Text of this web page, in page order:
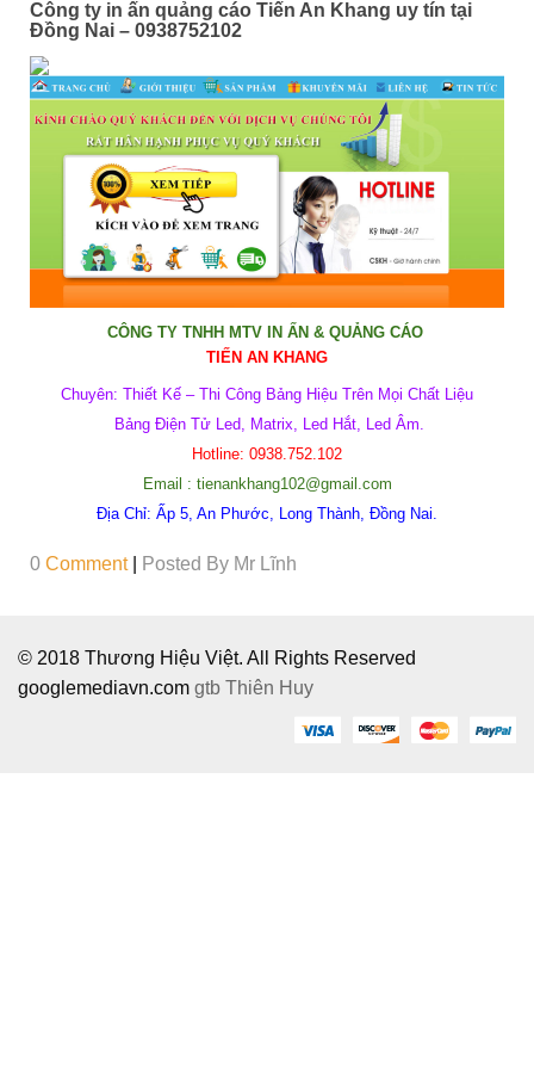
Công ty in ấn quảng cáo Tiến An Khang uy tín tại
Đồng Nai – 0938752102
CÔNG TY TNHH MTV IN ẤN & QUẢNG CÁO
T IẾN AN KHANG
Chuyên: Thiết Kế – Thi Công Bảng Hiệu Trên Mọi Chất Liệu
Bảng Điện Tử Led, Matrix, Led Hắt, Led Âm.
Hotline: 0938.752.102
Email : tienankhang102@gmail.com
Địa Chỉ: Ấp 5, An Phước, Long Thành, Đồng Nai.
0 Comment Posted By Mr Lĩnh
© 2018 Thương Hiệu Việt. All Rights Reserved
googlemediavn.com gtb Thiên Huy